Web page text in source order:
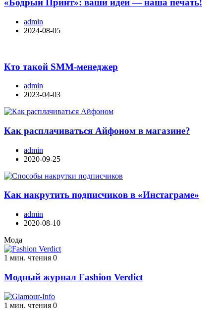
«Бодрый Принт»: ваши идеи — наша печать!
admin
2024-08-05
Кто такой SMM-менеджер
admin
2023-04-03
Как расплачиваться Айфоном в магазине?
admin
2020-09-25
Как накрутить подписчиков в «Инстаграме»
admin
2020-08-10
Мода
1 мин. чтения 0
Модный журнал Fashion Verdict
1 мин. чтения 0